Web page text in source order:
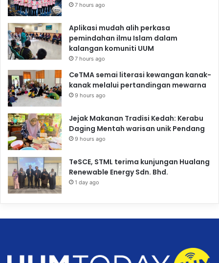
7 hours ago
Aplikasi mudah alih perkasa
pemindahan ilmu Islam dalam
kalangan komuniti UUM
7 hours ago
CeTMA semai literasi kewangan kanak-
kanak melalui pertandingan mewarna
9 hours ago
Jejak Makanan Tradisi Kedah: Kerabu
Daging Mentah warisan unik Pendang
9 hours ago
TeSCE, STML terima kunjungan Hualang
Renewable Energy Sdn. Bhd.
1 day ago